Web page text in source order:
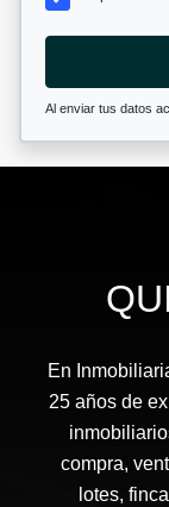
Al enviar tus datos
En
25 años de
compra,
lotes,